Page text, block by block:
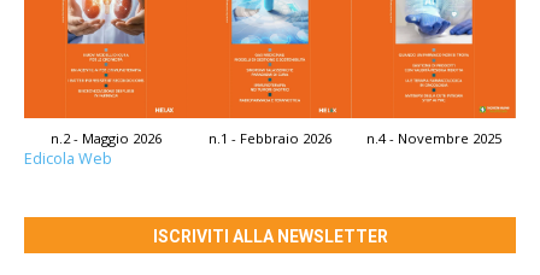
n.2 - Maggio 2026 n.1 - Febbraio 2026 n.4 - Novembre 2025
Edicola Web
ISCRIVITI ALLA NEWSLETTER